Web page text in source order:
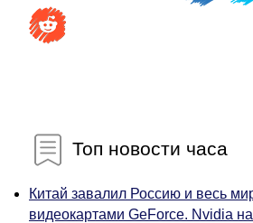
Топ новости часа
Китай завалил Россию и весь
видеокартами GeForce. Nvidia